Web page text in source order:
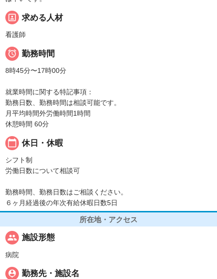
portrait 求める人材
看護師
 勤務時間
8時45分〜17時00分
就業時間に関する特記事項：
勤務日数、勤務時間は相談可能です。
月平均時間外労働時間1時間
休憩時間 60分
calendar_today 休日・休暇
シフト制
労働日数について相談可
勤務時間、勤務日数はご相談ください。
６ヶ月経過後の年次有給休暇日数5日
所在地・アクセス
people 施設形態
病院
person_pin 勤務先・施設名